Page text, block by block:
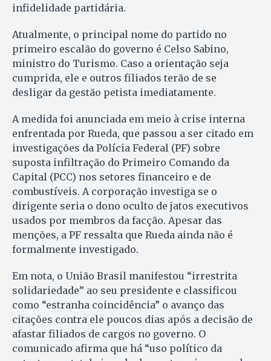
infidelidade partidária.
Atualmente, o principal nome do partido no
primeiro escalão do governo é Celso Sabino,
ministro do Turismo. Caso a orientação seja
cumprida, ele e outros filiados terão de se
desligar da gestão petista imediatamente.
A medida foi anunciada em meio à crise interna
enfrentada por Rueda, que passou a ser citado em
investigações da Polícia Federal (PF) sobre
suposta infiltração do Primeiro Comando da
Capital (PCC) nos setores financeiro e de
combustíveis. A corporação investiga se o
dirigente seria o dono oculto de jatos executivos
usados por membros da facção. Apesar das
menções, a PF ressalta que Rueda ainda não é
formalmente investigado.
Em nota, o União Brasil manifestou “irrestrita
solidariedade” ao seu presidente e classificou
como “estranha coincidência” o avanço das
citações contra ele poucos dias após a decisão de
afastar filiados de cargos no governo. O
comunicado afirma que há “uso político da